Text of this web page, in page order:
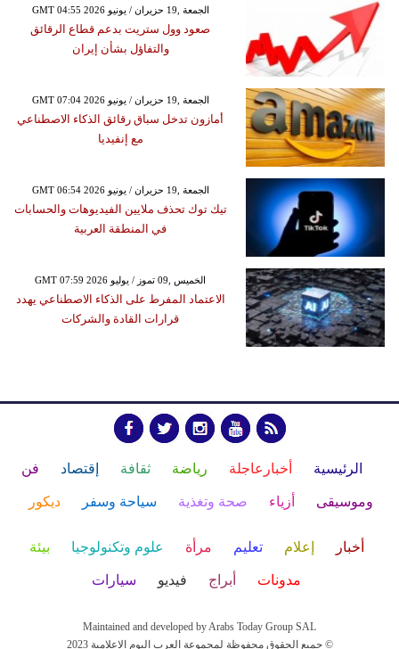
GMT 04:55 2026 الجمعة ,19 حزيران / يونيو
صعود وول ستريت بدعم قطاع الرقائق
والتفاؤل بشأن إيران
GMT 07:04 2026 الجمعة ,19 حزيران / يونيو
أمازون تدخل سباق رقائق الذكاء الاصطناعي
مع إنفيديا
GMT 06:54 2026 الجمعة ,19 حزيران / يونيو
تيك توك تحذف ملايين الفيديوهات والحسابات
في المنطقة العربية
GMT 07:59 2026 الخميس ,09 تموز / يوليو
الاعتماد المفرط على الذكاء الاصطناعي يهدد
قرارات القادة والشركات
الرئيسية أخبارعاجلة رياضة ثقافة إقتصاد فن
وموسيقى أزياء صحة وتغذية سياحة وسفر ديكور
أخبار إعلام تعليم مرأة علوم وتكنولوجيا بيئة
مدونات أبراج فيديو سيارات
Maintained and developed by Arabs Today Group SAL
جميع الحقوق محفوظة لمجموعة العرب اليوم الاعلامية 2023 ©